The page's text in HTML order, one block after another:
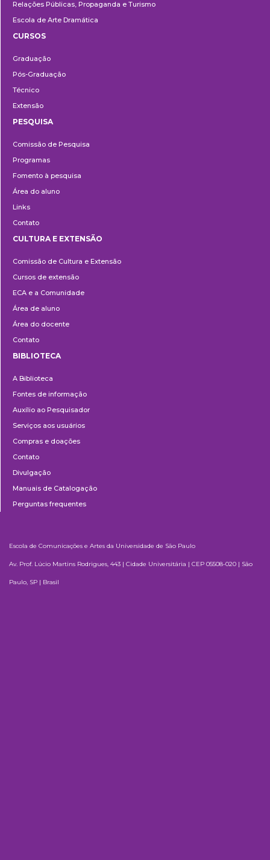
Relações Públicas, Propaganda e Turismo
Escola de Arte Dramática
CURSOS
Graduação
Pós-Graduação
Técnico
Extensão
PESQUISA
Comissão de Pesquisa
Programas
Fomento à pesquisa
Área do aluno
Links
Contato
e
Extensão
CULTURA E EXTENSÃO
Comissão de Cultura e Extensão
Cursos de extensão
ECA e a Comunidade
Área de aluno
Área do docente
Contato
BIBLIOTECA
A Biblioteca
Fontes de informação
Auxílio ao Pesquisador
Serviços aos usuários
Compras e doações
Contato
Divulgação
Manuais de Catalogação
Perguntas frequentes
Escola de Comunicações e Artes da Universidade de São Paulo
Av. Prof. Lúcio Martins Rodrigues, 443 | Cidade Universitária | CEP 05508-020 | São
Paulo, SP | Brasil